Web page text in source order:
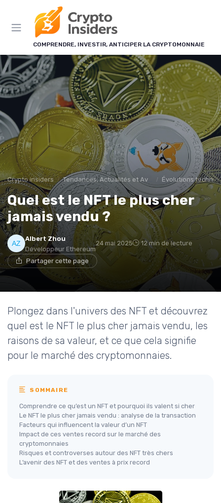
COMPRENDRE, INVESTIR, ANTICIPER LA CRYPTOMONNAIE
Crypto insiders Tendances, Actualités et Avenir Évolutions
Quel est le NFT le plus cher
jamais vendu ?
Albert Zhou
Développeur Ethereum
24 mai 2025 12 min de lecture
Partager cette page
Plongez dans l'univers des NFT et découvrez
quel est le NFT le plus cher jamais vendu, les
raisons de sa valeur, et ce que cela signifie
pour le marché des cryptomonnaies.
SOMMAIRE
Comprendre ce qu’est un NFT et pourquoi ils valent si cher
Le NFT le plus cher jamais vendu : analyse de la transaction
Facteurs qui influencent la valeur d’un NFT
Impact de ces ventes record sur le marché des
cryptomonnaies
Risques et controverses autour des NFT très chers
L’avenir des NFT et des ventes à prix record
Panneau de gestion des cookies